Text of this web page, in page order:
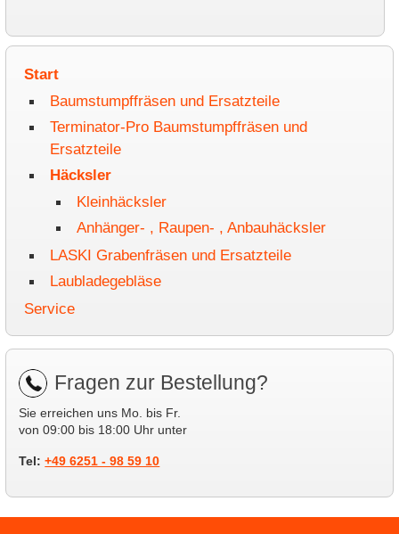
Start
Baumstumpffräsen und Ersatzteile
Terminator-Pro Baumstumpffräsen und
Ersatzteile
Häcksler
Kleinhäcksler
Anhänger- , Raupen- , Anbauhäcksler
LASKI Grabenfräsen und Ersatzteile
Laubladegebläse
Service
Fragen zur Bestellung?
Sie erreichen uns Mo. bis Fr.
von 09:00 bis 18:00 Uhr unter
Tel:+49 6251 - 98 59 10